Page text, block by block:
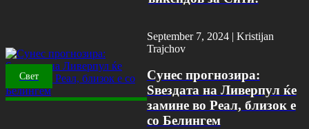
Свет
September 7, 2024 | Kristijan
Trajchov
Сунес прогнозира:
Ѕвездата на Ливерпул ќе
замине во Реал, близок е
со Белингем